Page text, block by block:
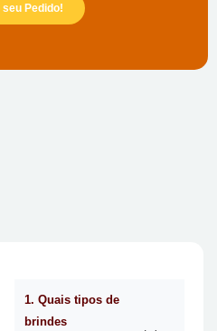
seu Pedido!
1. Quais tipos de
brindes